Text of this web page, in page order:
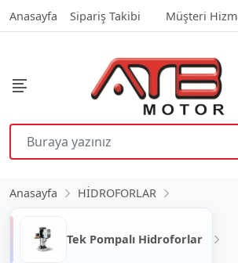
Anasayfa Sipariş Takibi Müşteri
Anasayfa HİDROFORLAR
Tek Pompalı Hidroforlar